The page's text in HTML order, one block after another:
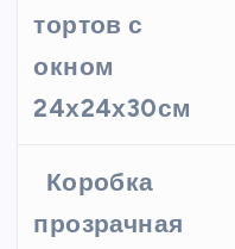
тортов с
окном
24х24х30см
Коробка
прозрачная